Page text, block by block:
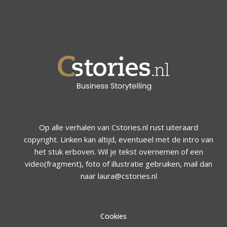
Op alle verhalen van Cstories.nl rust uiteraard
copyright. Linken kan altijd, eventueel met de intro van
het stuk erboven. Wil je tekst overnemen of een
video(fragment), foto of illustratie gebruiken, mail dan
naar laura@cstories.nl
Cookies